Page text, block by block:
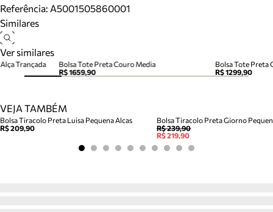
Referência: A5001505860001
Similares
Ver similares
Bolsa Tote Preta Couro Media
R$ 1659,90
Bolsa Tote Preta
R$ 1299,90
Trançada
VEJA TAMBÉM
Bolsa Tiracolo Preta Luisa Pequena Alcas
R$ 209,90
Bolsa Tiracolo Preta Giorno
R$ 239,90
R$ 219,90